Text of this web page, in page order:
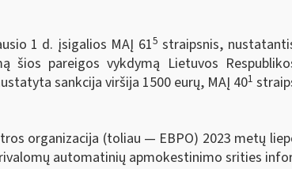
1 d. įsigalios MAĮ 615 straipsnis,
šios pareigos vykdymą Lietuvos
sankcija viršija 1500 eurų, MAĮ 401
organizacija (toliau — EBPO) 2023 metų
automatinių apmokestinimo srities